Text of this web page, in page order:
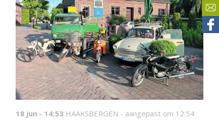
18 jun - 14:53 HAAKSBERGEN - aangepast om 12:54